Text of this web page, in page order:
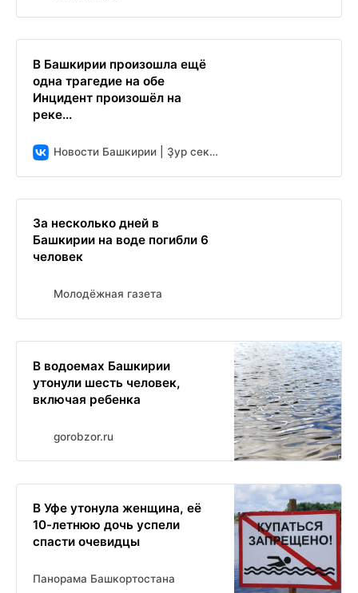
В Башкирии произошла ещё
одна трагедие на обе
Инцидент произошёл на
реке...
Новости Башкирии | Ҙур секрет
За несколько дней в
Башкирии на воде погибли 6
человек
Молодёжная газета
В водоемах Башкирии
утонули шесть человек,
включая ребенка
gorobzor.ru
В Уфе утонула женщина, её
10-летнюю дочь успели
спасти очевидцы
Панорама Башкортостана